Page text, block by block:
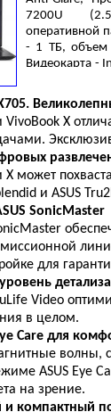
7200U
оперативной
- 1 ТБ, объем
Видеокарта -
(RJ-45), Linux,
VivoBook X
X может
и ASUS
SonicMaster
для
Video
в целом.
Care для
ASUS
на зрение.
и компактный